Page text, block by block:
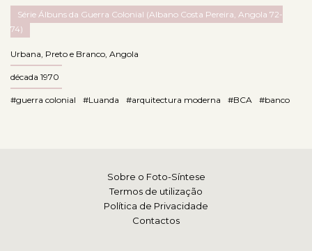
Série Álbuns da Guerra Colonial (Albano Costa Pereira, Angola 72-
74)
Urbana Preto e Branco Angola
década 1970
#guerra colonial #Luanda #arquitectura moderna #BCA #banco
Sobre o Foto-Síntese
Termos de utilização
Política de Privacidade
Contactos